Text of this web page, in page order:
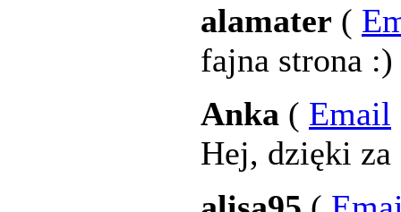
alamater (
fajna strona :)
Anka ( Email
Hej, dzięki za